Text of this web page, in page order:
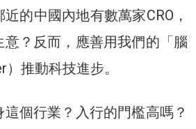
的中國內地有數萬家CRO，
？反而，應善用我們的「腦
推動科技進步。
個行業？入行的門檻高嗎？